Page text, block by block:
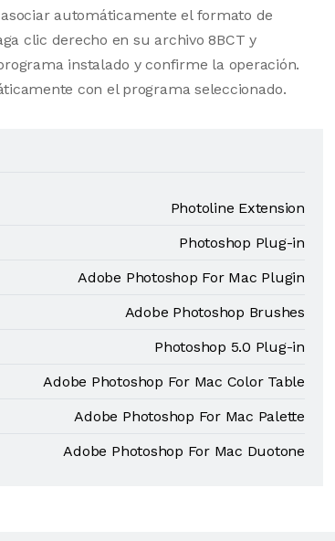
automáticamente el formato de
clic derecho en su archivo 8BCT y
instalado y confirme la operación.
con el programa seleccionado.
Photoline Extension
Photoshop Plug-in
Adobe Photoshop For Mac Plugin
Adobe Photoshop Brushes
Photoshop 5.0 Plug-in
Adobe Photoshop For Mac Color Table
Adobe Photoshop For Mac Palette
Adobe Photoshop For Mac Duotone